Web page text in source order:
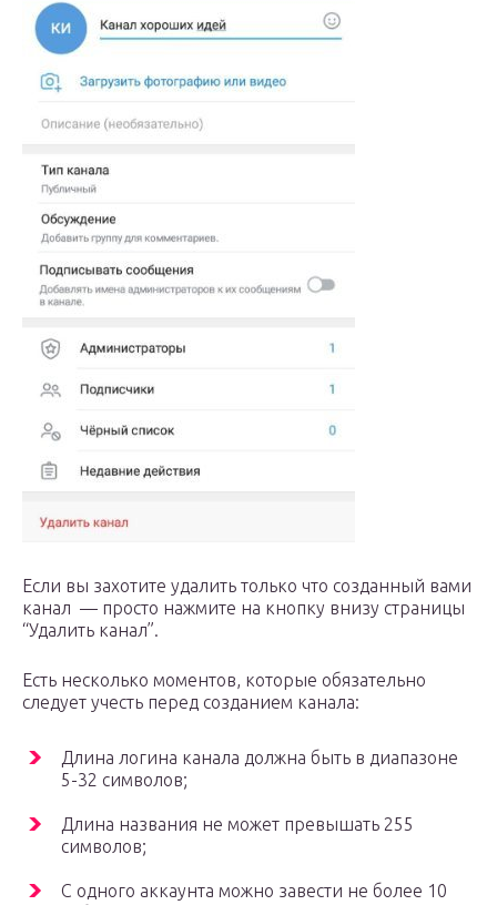
Если вы захотите удалить только что созданный вами
канал — просто нажмите на кнопку внизу страницы
“Удалить канал”.
Есть несколько моментов, которые обязательно
следует учесть перед созданием канала:
Длина логина канала должна быть в диапазоне
5-32 символов;
Длина названия не может превышать 255
символов;
С одного аккаунта можно завести не более 10